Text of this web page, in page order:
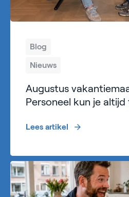
Blog
Nieuws
Augustus
Personeel kun je
Lees artikel